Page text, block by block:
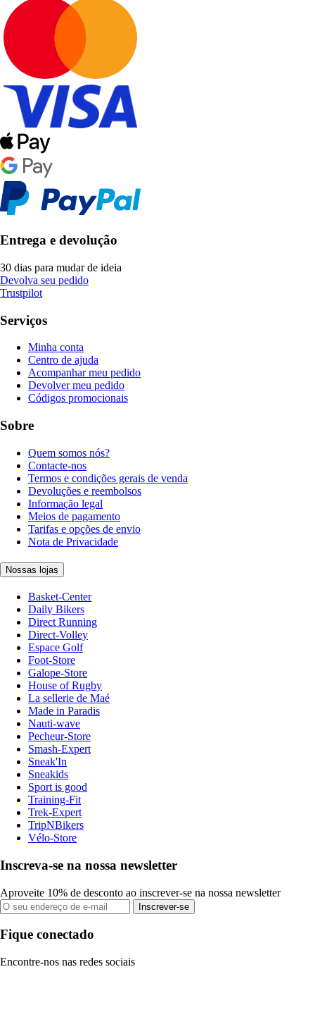
Entrega e devolução
30 dias para mudar de ideia
Devolva seu pedido
Trustpilot
Serviços
Minha conta
Centro de ajuda
Acompanhar meu pedido
Devolver meu pedido
Códigos promocionais
Sobre
Quem somos nós?
Contacte-nos
Termos e condições gerais de venda
Devoluções e reembolsos
Informação legal
Meios de pagamento
Tarifas e opções de envio
Nota de Privacidade
Nossas lojas
Basket-Center
Daily Bikers
Direct Running
Direct-Volley
Espace Golf
Foot-Store
Galope-Store
House of Rugby
La sellerie de Maé
Made in Paradis
Nauti-wave
Pecheur-Store
Smash-Expert
Sneak'In
Sneakids
Sport is good
Training-Fit
Trek-Expert
TripNBikers
Vélo-Store
Inscreva-se na nossa newsletter
Aproveite 10% de desconto ao inscrever-se na nossa newsletter
Inscrever-se
Fique conectado
Encontre-nos nas redes sociais